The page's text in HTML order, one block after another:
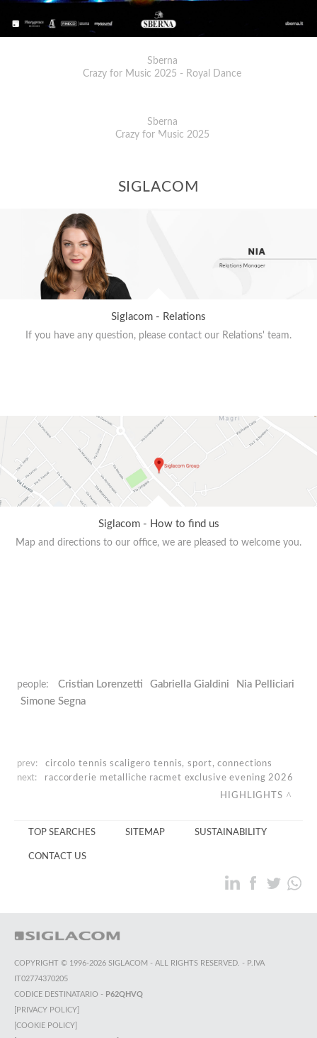
Sberna
Crazy for Music 2025 - Royal Dance
Sberna
Crazy for Music 2025
SIGLACOM
Siglacom - Relations
If you have any question, please contact our Relations' team.
Siglacom - How to find us
Map and directions to our office, we are pleased to welcome you.
people: Cristian Lorenzetti Gabriella Gialdini
Nia Pelliciari
Simone Segna
prev: circolo tennis scaligero tennis, sport, connections
next:
raccorderie metalliche racmet exclusive evening 2026
HIGHLIGHTS
TOP SEARCHES SITEMAP SUSTAINABILITY
CONTACT US
COPYRIGHT © 1996-2026 SIGLACOM - ALL RIGHTS RESERVED. - P.IVA
IT02774370205
CODICE DESTINATARIO - P62QHVQ
[PRIVACY POLICY]
[COOKIE POLICY]